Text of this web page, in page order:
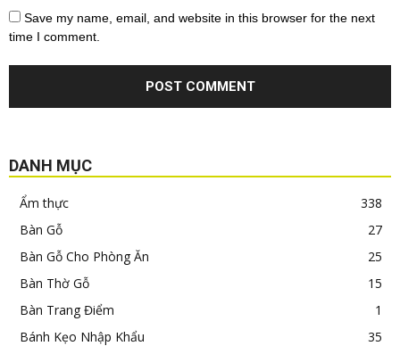
Save my name, email, and website in this browser for the next
time I comment.
DANH MỤC
Ẩm thực
338
Bàn Gỗ
27
Bàn Gỗ Cho Phòng Ăn
25
Bàn Thờ Gỗ
15
Bàn Trang Điểm
1
Bánh Kẹo Nhập Khẩu
35